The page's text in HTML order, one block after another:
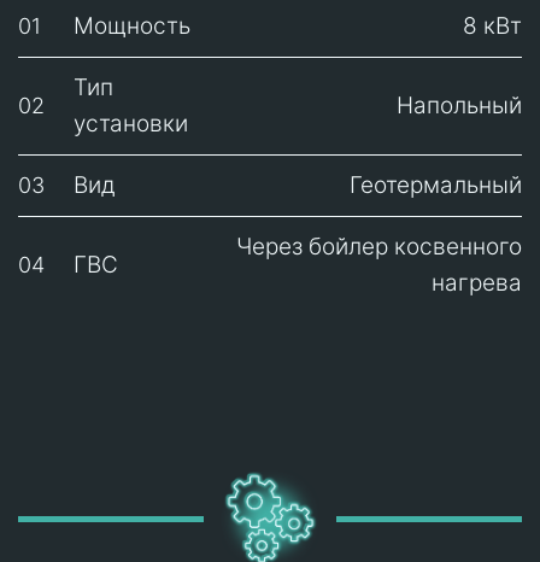
01 Мощность 8 кВт
02
Тип
установки
Напольный
03 Вид Геотермальный
04 ГВС
Через бойлер косвенного
нагрева